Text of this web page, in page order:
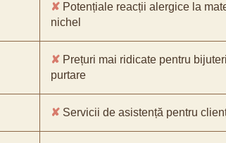
✘ Potențiale reacții alergice la
nichel
✘ Prețuri mai ridicate pentru
purtare
✘ Servicii de asistență pentru